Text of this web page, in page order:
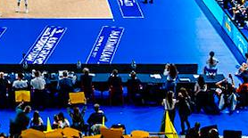
sblocca i suoi
i suoi agli ospiti (4-8). La
marchigiani e con
locale, che resta
regalano la parità ai